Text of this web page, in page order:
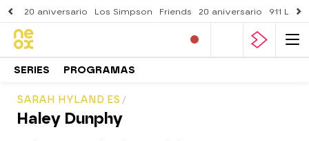
20 aniversario Los Simpson Friends 20 aniversario 911
SERIES PROGRAMAS
SARAH HYLAND ES
Haley Dunphy